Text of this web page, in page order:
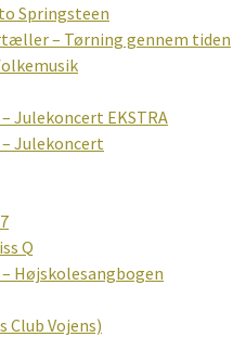
Springsteen
– Tørning gennem tiden
Julekoncert EKSTRA
Julekoncert
Q
Højskolesangbogen
Club Vojens)